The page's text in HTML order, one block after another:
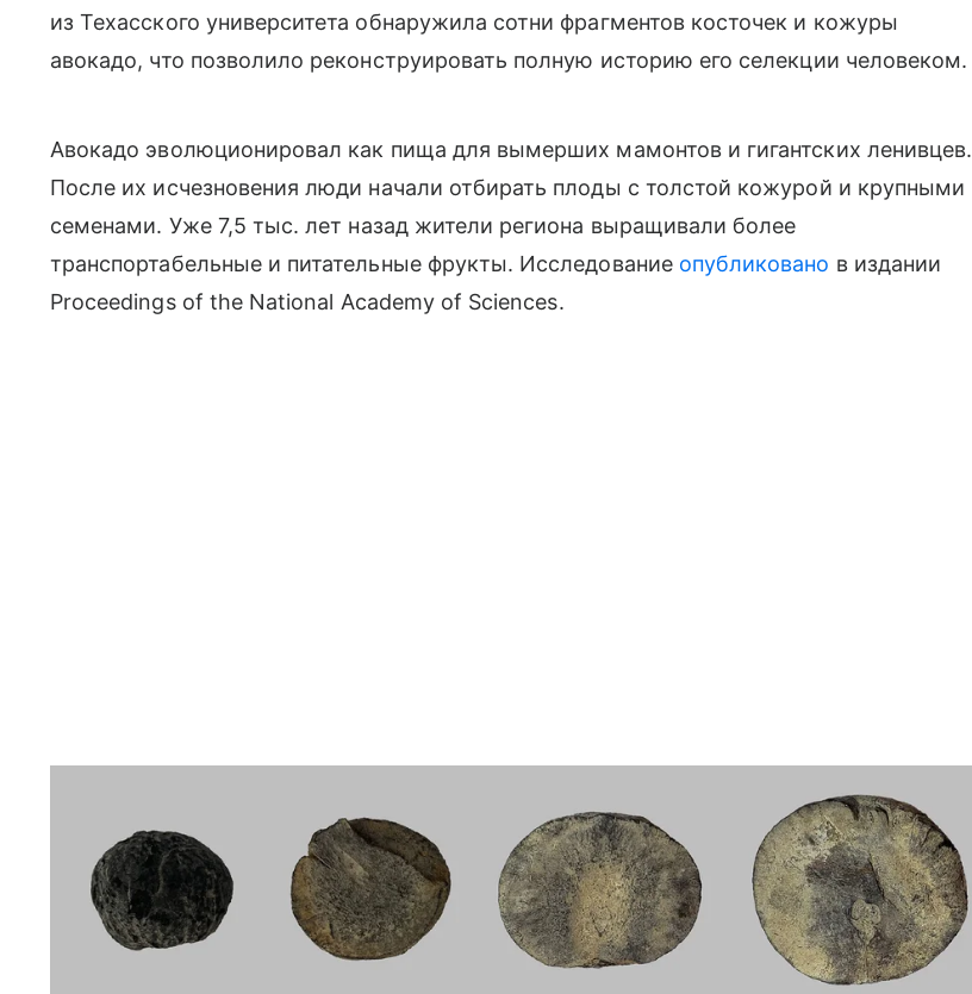
из Техасского университета обнаружила сотни фрагментов косточек и кожуры
авокадо, что позволило реконструировать полную историю его селекции человеком.
Авокадо эволюционировал как пища для вымерших мамонтов и гигантских ленивцев.
После их исчезновения люди начали отбирать плоды с толстой кожурой и крупными
семенами. Уже 7,5 тыс. лет назад жители региона выращивали более
транспортабельные и питательные фрукты. Исследование опубликовано в издании
Proceedings of the National Academy of Sciences.